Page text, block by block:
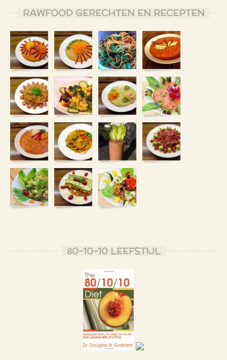
RAWFOOD GERECHTEN EN RECEPTEN
80-10-10 LEEFSTIJL